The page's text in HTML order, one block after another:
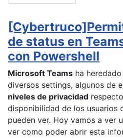
de status en
con Powershell
Microsoft Teams ha
diversos settings, algunos de
niveles de privacidad
disponibilidad de los usuarios
pueden ver. Hoy vamos a ver
ver como poder abrir esta